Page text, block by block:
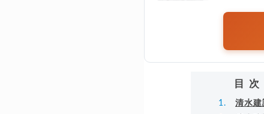
目次
清水建